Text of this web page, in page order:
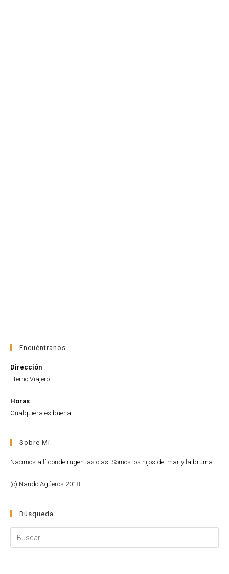
Encuéntranos
Dirección
Eterno Viajero
Horas
Cualquiera es buena
Sobre Mi
Nacimos allí donde rugen las olas. Somos los hijos del mar y la bruma
(c) Nando Agúeros 2018
Búsqueda